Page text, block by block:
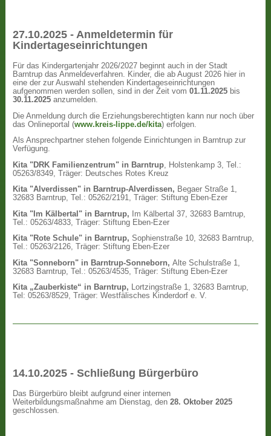
27.10.2025 - Anmeldetermin für
Kindertageseinrichtungen
Für das Kindergartenjahr 2026/2027 beginnt auch in der Stadt
Barntrup das Anmeldeverfahren. Kinder, die ab August 2026 hier in
eine der zur Auswahl stehenden Kindertageseinrichtungen
aufgenommen werden sollen, sind in der Zeit vom01.11.2025 bis
30.11.2025 anzumelden.
Die Anmeldung durch die Erziehungsberechtigten kann nur noch über
das Onlineportal (www.kreis-lippe.de/kita) erfolgen.
Als Ansprechpartner stehen folgende Einrichtungen in Barntrup zur
Verfügung.
Kita "DRK Familienzentrum" in Barntrup , Holstenkamp 3, Tel.:
05263/8349, Träger: Deutsches Rotes Kreuz
Kita "Alverdissen" in Barntrup-Alverdissen, Begaer Straße 1,
32683 Barntrup, Tel.: 05262/2191, Träger: Stiftung Eben-Ezer
Kita "Im Kälbertal" in Barntrup,
Im Kälbertal 37, 32683 Barntrup,
Tel.: 05263/4833, Träger: Stiftung Eben-Ezer
Kita "Rote Schule" in Barntrup, Sophienstraße 10, 32683 Barntrup,
Tel.: 05263/2126, Träger: Stiftung Eben-Ezer
Kita "Sonneborn" in Barntrup-Sonneborn, Alte Schulstraße 1,
32683 Barntrup, Tel.: 05263/4535, Träger: Stiftung Eben-Ezer
Kita „Zauberkiste“ in Barntrup, Lortzingstraße 1, 32683 Barntrup,
Tel: 05263/8529, Träger: Westfälisches Kinderdorf e. V.
14.10.2025 - Schließung Bürgerbüro
Das Bürgerbüro bleibt aufgrund einer internen
Weiterbildungsmaßnahme am Dienstag, den28. Oktober 2025
geschlossen.